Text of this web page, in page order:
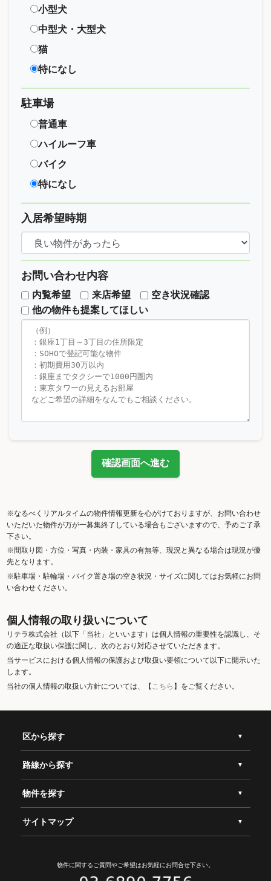
小型犬
中型犬・大型犬
猫
特になし
駐車場
普通車
ハイルーフ車
バイク
特になし
入居希望時期
お問い合わせ内容
内覧希望 来店希望
空き状況確認
他の物件も提案してほしい
確認画面へ進む
※なるべくリアルタイムの物件情報更新を心がけておりますが、お問い合わせ
いただいた物件が万が一募集終了している場合もございますので、予めご了承
下さい。
※間取り図・方位・写真・内装・家具の有無等、現況と異なる場合は現況が優
先となります。
※駐車場・駐輪場・バイク置き場の空き状況・サイズに関してはお気軽にお問
い合わせください。
個人情報の取り扱いについて
リテラ株式会社（以下「当社」といいます）は個人情報の重要性を認識し、そ
の適正な取扱い保護に関し、次のとおり対応させていただきます。
当サービスにおける個人情報の保護および取扱い要領について以下に開示いた
します。
当社の個人情報の取扱い方針については、【こちら 】をご覧ください。
区から探す
路線から探す
物件を探す
サイトマップ
物件に関するご質問やご希望はお気軽にお問合せ下さい。